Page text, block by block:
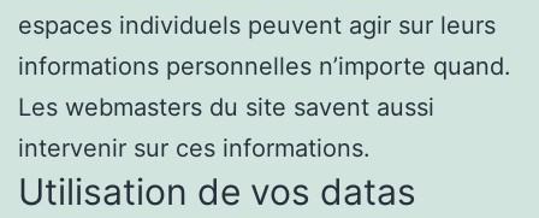
espaces individuels peuvent agir sur leurs
informations personnelles n’importe quand.
Les webmasters du site savent aussi
intervenir sur ces informations.
Utilisation de vos datas